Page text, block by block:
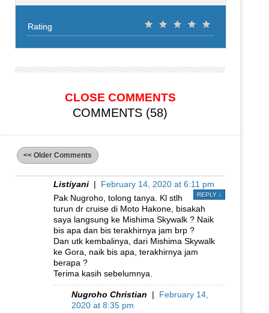
Rating
CLOSE COMMENTS
COMMENTS (58)
<< Older Comments
Listiyani | February 14, 2020 at 6:11 pm
REPLY ↓
Pak Nugroho, tolong tanya. Kl stlh
turun dr cruise di Moto Hakone, bisakah
saya langsung ke Mishima Skywalk ? Naik
bis apa dan bis terakhirnya jam brp ?
Dan utk kembalinya, dari Mishima Skywalk
ke Gora, naik bis apa, terakhirnya jam
berapa ?
Terima kasih sebelumnya.
Nugroho Christian | February 14,
2020 at 8:35 pm